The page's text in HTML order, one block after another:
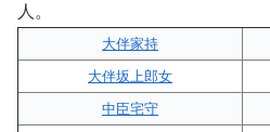
人。
大伴家持
大伴坂上郎女
中臣宅守